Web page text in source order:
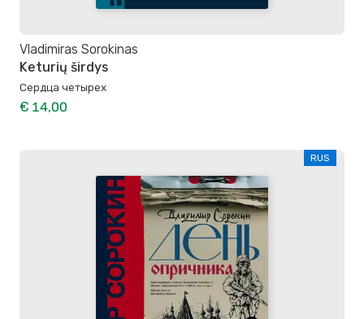
Vladimiras Sorokinas
Keturių širdys
Сердца четырех
€ 14,00
RUS